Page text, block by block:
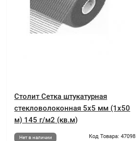
Столит Сетка штукатурная
стекловолоконная 5x5 мм (1x50
м) 145 г/м2 (кв.м)
Нет в наличии Код Товара: 47098